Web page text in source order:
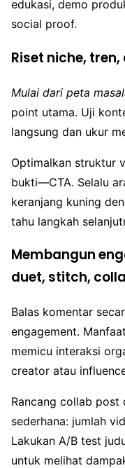
edukasi, demo
social proof.
Riset niche,
Mulai dari peta
point utama. Uji
langsung dan ukur
Optimalkan struktur
bukti—CTA. Selalu
keranjang kuning
tahu langkah
Membangun
duet, stitch,
Balas komentar
engagement.
memicu interaksi
creator atau
Rancang collab post
sederhana: jumlah
Lakukan A/B test
untuk melihat